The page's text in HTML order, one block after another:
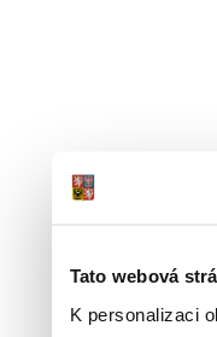
Tato webová
K personalizaci